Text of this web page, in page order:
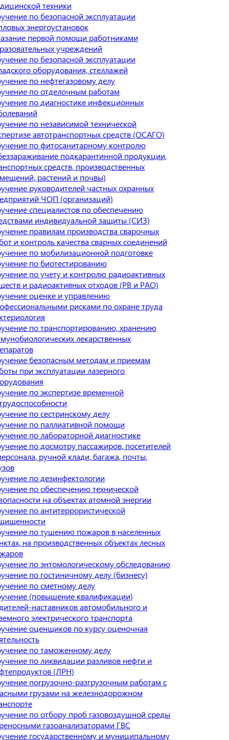
техники
по безопасной эксплуатации
энергоустановок
первой помощи работниками
учреждений
по безопасной эксплуатации
оборудования, стеллажей
по нефтегазовому делу
по отделочным работам
по диагностике инфекционных
по независимой технической
автотранспортных средств (ОСАГО)
по фитосанитарному контролю
подкарантинной продукции,
средств, производственных
растений и почвы)
руководителей частных охранных
ЧОП (организаций)
специалистов по обеспечению
индивидуальной защиты (СИЗ)
правилам производства сварочных
и контроль качества сварных соединений
по мобилизационной подготовке
по биотестированию
по учету и контролю радиоактивных
и радиоактивных отходов (РВ и РАО)
оценке и управлению
рисками по охране труда
по транспортированию, хранению
лекарственных
безопасным методам и приемам
при эксплуатации лазерного
по экспертизе временной
по сестринскому делу
по паллиативной помощи
по лабораторной диагностике
по досмотру пассажиров, посетителей
ручной клади, багажа, почты,
по дезинфектологии
по обеспечению технической
на объектах атомной энергии
по антитеррористической
по тушению пожаров в населенных
на производственных объектах лесных
по энтомологическому обследованию
по гостиничному делу (бизнесу)
по сметному делу
(повышение квалификации)
наставников автомобильного и
электрического транспорта
оценщиков по курсу оценочная
по таможенному делу
по ликвидации разливов нефти и
(ЛРН)
погрузочно-разгрузочным работам с
грузами на железнодорожном
по отбору проб газовоздушной среды
газоанализаторами ГВС
государственному и муниципальному